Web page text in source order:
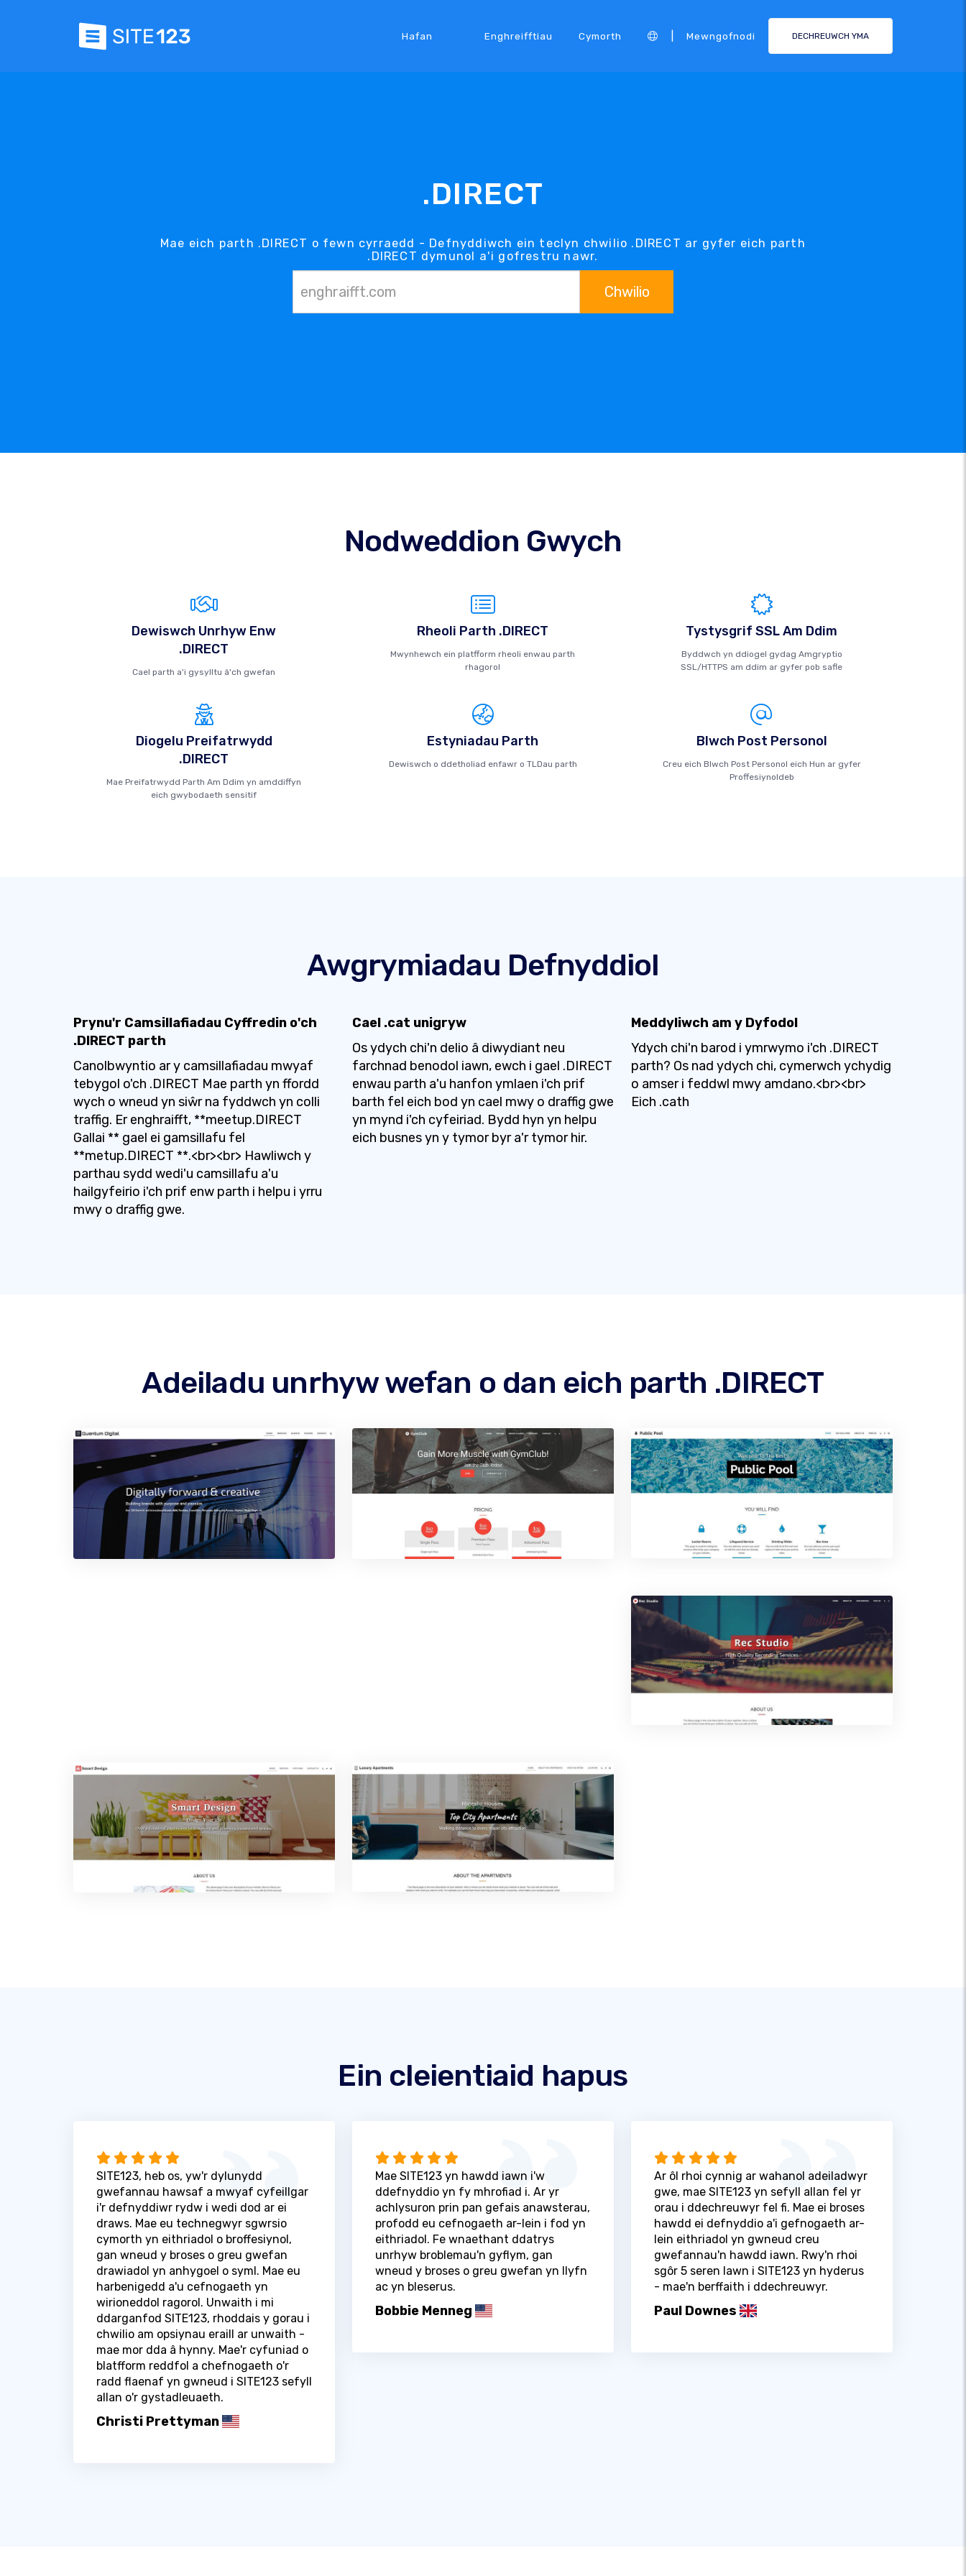
Hafan Enghreifftiau Cymorth Mewngofnodi DECHREUWCH YMA
.DIRECT
Mae eich parth .DIRECT o fewn cyrraedd - Defnyddiwch ein teclyn chwilio .DIRECT ar gyfer eich parth
.DIRECT dymunol a'i gofrestru nawr.
Chwilio
Nodweddion Gwych
Dewiswch Unrhyw Enw
.DIRECT
Cael parth a'i gysylltu â'ch gwefan
Rheoli Parth .DIRECT
Mwynhewch ein platfform rheoli enwau parth
rhagorol
Tystysgrif SSL Am Ddim
Byddwch yn ddiogel gydag Amgryptio
SSL/HTTPS am ddim ar gyfer pob safle
Diogelu Preifatrwydd
.DIRECT
Mae Preifatrwydd Parth Am Ddim yn amddiffyn
eich gwybodaeth sensitif
Estyniadau Parth
Dewiswch o ddetholiad enfawr o TLDau parth
Blwch Post Personol
Creu eich Blwch Post Personol eich Hun ar gyfer
Proffesiynoldeb
Awgrymiadau Defnyddiol
Prynu'r Camsillafiadau Cyffredin o'ch
.DIRECT parth
Canolbwyntio ar y camsillafiadau mwyaf
tebygol o'ch .DIRECT Mae parth yn ffordd
wych o wneud yn siŵr na fyddwch yn colli
traffig. Er enghraifft, **meetup.DIRECT
Gallai ** gael ei gamsillafu fel
**metup.DIRECT **.<br><br> Hawliwch y
parthau sydd wedi'u camsillafu a'u
hailgyfeirio i'ch prif enw parth i helpu i yrru
mwy o draffig gwe.
Cael .cat unigryw
Os ydych chi'n delio â diwydiant neu
farchnad benodol iawn, ewch i gael .DIRECT
enwau parth a'u hanfon ymlaen i'ch prif
barth fel eich bod yn cael mwy o draffig gwe
yn mynd i'ch cyfeiriad. Bydd hyn yn helpu
eich busnes yn y tymor byr a'r tymor hir.
Meddyliwch am y Dyfodol
Ydych chi'n barod i ymrwymo i'ch .DIRECT
parth? Os nad ydych chi, cymerwch ychydig
o amser i feddwl mwy amdano.<br><br>
Eich .cath
Adeiladu unrhyw wefan o dan eich parth .DIRECT
Ein cleientiaid hapus
SITE123, heb os, yw'r dylunydd
gwefannau hawsaf a mwyaf cyfeillgar
i'r defnyddiwr rydw i wedi dod ar ei
draws. Mae eu technegwyr sgwrsio
cymorth yn eithriadol o broffesiynol,
gan wneud y broses o greu gwefan
drawiadol yn anhygoel o syml. Mae eu
harbenigedd a'u cefnogaeth yn
wirioneddol ragorol. Unwaith i mi
ddarganfod SITE123, rhoddais y gorau i
chwilio am opsiynau eraill ar unwaith -
mae mor dda â hynny. Mae'r cyfuniad o
blatfform reddfol a chefnogaeth o'r
radd flaenaf yn gwneud i SITE123 sefyll
allan o'r gystadleuaeth.
Christi Prettyman
Mae SITE123 yn hawdd iawn i'w
ddefnyddio yn fy mhrofiad i. Ar yr
achlysuron prin pan gefais anawsterau,
profodd eu cefnogaeth ar-lein i fod yn
eithriadol. Fe wnaethant ddatrys
unrhyw broblemau'n gyflym, gan
wneud y broses o greu gwefan yn llyfn
ac yn bleserus.
Bobbie Menneg
Ar ôl rhoi cynnig ar wahanol adeiladwyr
gwe, mae SITE123 yn sefyll allan fel yr
orau i ddechreuwyr fel fi. Mae ei broses
hawdd ei defnyddio a'i gefnogaeth ar-
lein eithriadol yn gwneud creu
gwefannau'n hawdd iawn. Rwy'n rhoi
sgôr 5 seren lawn i SITE123 yn hyderus
- mae'n berffaith i ddechreuwyr.
Paul Downes